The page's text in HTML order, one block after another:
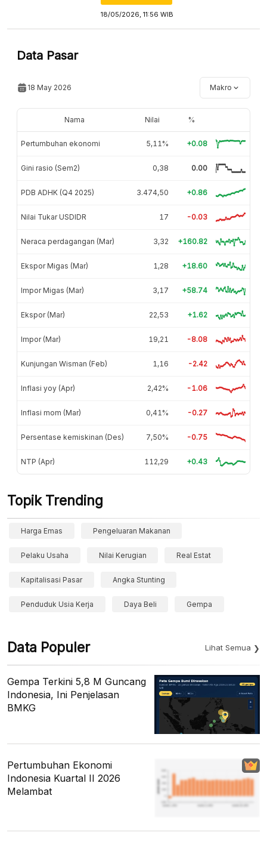
18/05/2026, 11:56 WIB
Data Pasar
18 May 2026 Makro
Nama Nilai %
Pertumbuhan ekonomi 5,11% +0.08
Gini rasio (Sem2) 0,38 0.00
PDB ADHK (Q4 2025) 3.474,50 +0.86
Nilai Tukar USDIDR 17 -0.03
Neraca perdagangan (Mar) 3,32 +160.82
Ekspor Migas (Mar) 1,28 +18.60
Impor Migas (Mar) 3,17 +58.74
Ekspor (Mar) 22,53 +1.62
Impor (Mar) 19,21 -8.08
Kunjungan Wisman (Feb) 1,16 -2.42
Inflasi yoy (Apr) 2,42% -1.06
Inflasi mom (Mar) 0,41% -0.27
Persentase kemiskinan (Des) 7,50% -0.75
NTP (Apr) 112,29 +0.43
Topik Trending
Harga Emas Pengeluaran Makanan
Pelaku Usaha Nilai Kerugian Real Estat
Kapitalisasi Pasar Angka Stunting
Penduduk Usia Kerja Daya Beli Gempa
Data Populer Lihat Semua
Gempa Terkini 5,8 M Guncang
Indonesia, Ini Penjelasan
BMKG
Pertumbuhan Ekonomi
Indonesia Kuartal II 2026
Melambat